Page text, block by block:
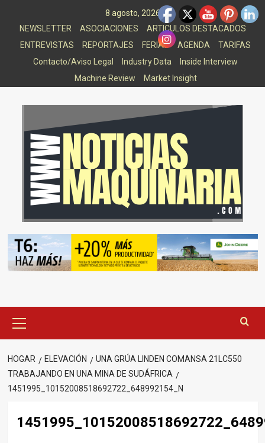
8 agosto, 2026
NEWSLETTER
ASOCIACIONES
ARTICULOS DESTACADOS
ENTREVISTAS
REPORTAJES FERIAS AGENDA
TARIFAS
Contacto/Aviso Legal
Industry Data
Inside Interview
Machine Review
Market Insight
principal
HOGAR ELEVACIÓN
UNA GRÚA LINDEN COMANSA 21LC550
TRABAJANDO EN UNA MINA DE SUDÁFRICA
1451995_10152008518692722_648992154_N